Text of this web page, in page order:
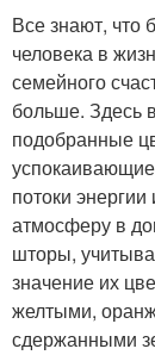
Все знают, что
человека в
семейного
больше. Здесь
подобранные
потоки
атмосферу в
шторы,
значение их
желтыми,
сдержанными